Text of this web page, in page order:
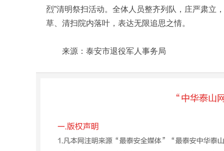
烈”清明祭扫活动。全体人员整齐列队，庄严肃立
草、清扫院内落叶，表达无限追思之情。
来源：泰安市退役军人事务局